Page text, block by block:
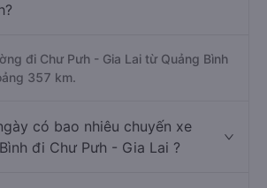
đi Chư Pưh - Gia Lai từ Quảng Bình
357 km.
có bao nhiêu chuyến xe
đi Chư Pưh - Gia Lai ?